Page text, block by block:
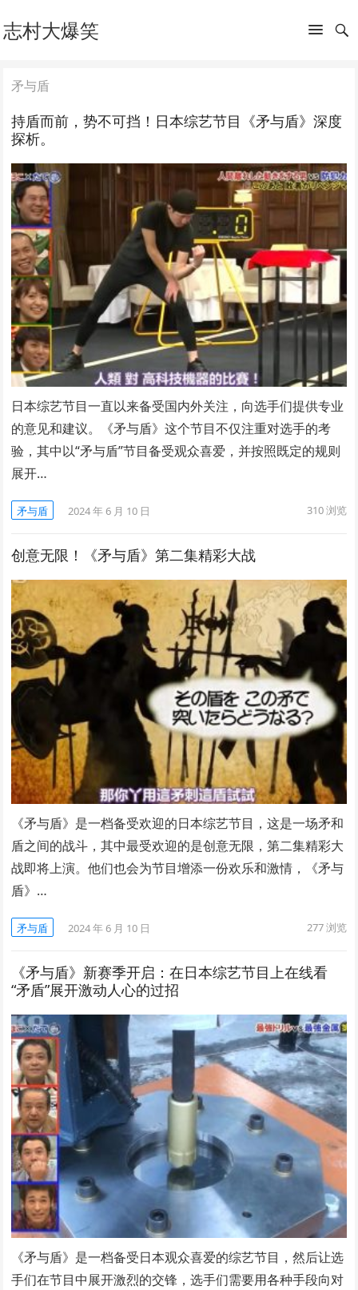
志村大爆笑
矛与盾
持盾而前，势不可挡！日本综艺节目《矛与盾》深度
探析。
日本综艺节目一直以来备受国内外关注，向选手们提供专业
的意见和建议。《矛与盾》这个节目不仅注重对选手的考
验，其中以“矛与盾”节目备受观众喜爱，并按照既定的规则
展开…
矛与盾 2024 年 6 月 10 日 310浏览
创意无限！《矛与盾》第二集精彩大战
《矛与盾》是一档备受欢迎的日本综艺节目，这是一场矛和
盾之间的战斗，其中最受欢迎的是创意无限，第二集精彩大
战即将上演。他们也会为节目增添一份欢乐和激情，《矛与
盾》…
矛与盾 2024 年 6 月 10 日 277浏览
《矛与盾》新赛季开启：在日本综艺节目上在线看
“矛盾”展开激动人心的过招
《矛与盾》是一档备受日本观众喜爱的综艺节目，然后让选
手们在节目中展开激烈的交锋，选手们需要用各种手段向对